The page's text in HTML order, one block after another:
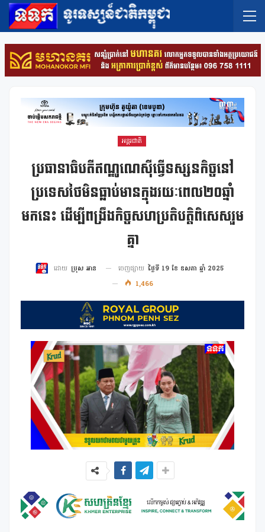
អន្តរជាតិ
ប្រធានាធិបតីឥណ្ឌូណេស៊ីធ្វើទស្សនកិច្ចនៅ
ប្រទេសថៃមិនធ្លាប់មានក្នុងរយៈពេល២០ឆ្នាំ
មកនេះ ដើម្បីពង្រឹងកិច្ចសហប្រតិបត្តិពិសេសរួម
គ្នា
ដោយ ប្រុស អាន ចេញផ្សាយ ថ្ងៃទី 19 ខែ ឧសភា ឆ្នាំ 2025
1,466